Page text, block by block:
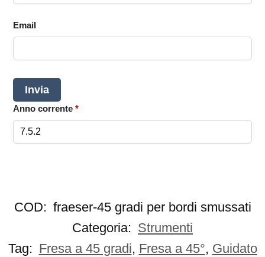
Email
Anno corrente *
COD: fraeser-45 gradi per bordi smussati
Categoria: Strumenti
Tag: Fresa a 45 gradi, Fresa a 45°, Guidato